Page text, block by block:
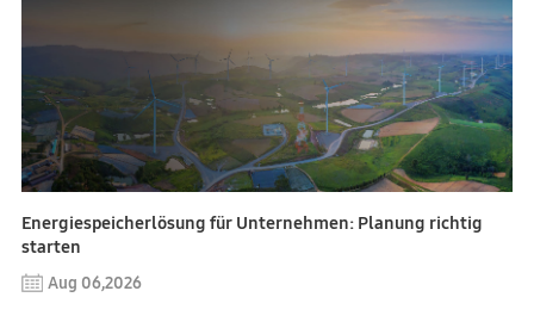
Energiespeicherlösung für Unternehmen: Planung richtig
starten
Aug 06,2026